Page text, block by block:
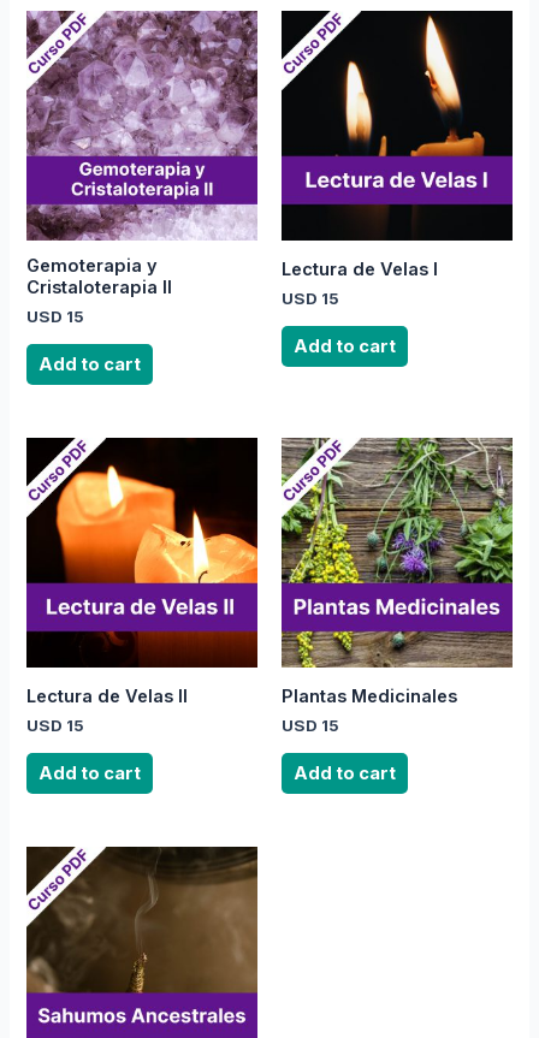
Gemoterapia y
Cristaloterapia II
USD 15
Add to cart
Lectura de Velas I
USD 15
Add to cart
Lectura de Velas II
USD 15
Add to cart
Plantas Medicinales
USD 15
Add to cart